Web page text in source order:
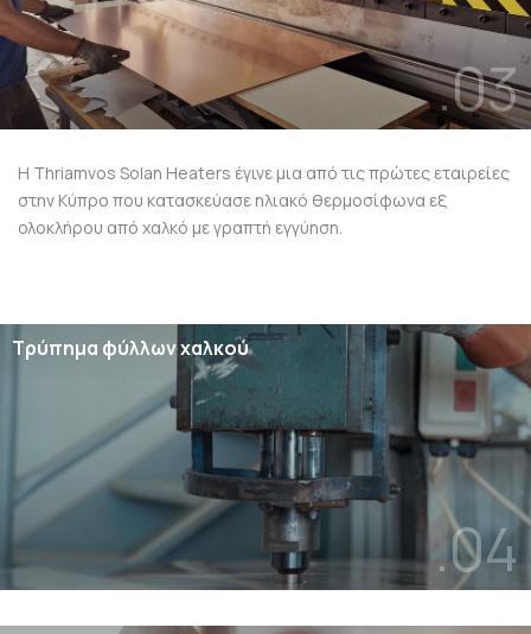
.03
Η Thriamvos Solan Heaters έγινε μια από τις πρώτες εταιρείες
στην Κύπρο που κατασκεύασε ηλιακό θερμοσίφωνα εξ
ολοκλήρου από χαλκό με γραπτή εγγύηση.
Τρύπημα φύλλων χαλκού
.04